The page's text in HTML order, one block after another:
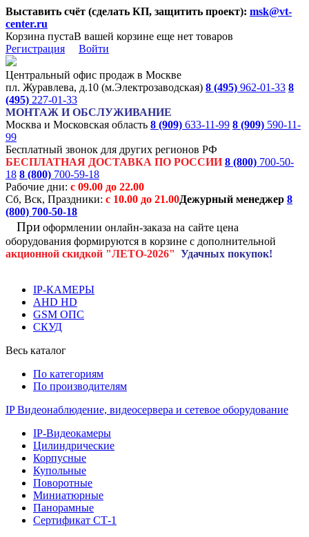
Выставить счёт (сделать КП, защитить проект): msk@vt-
center.ru
Корзина пустаВ вашей корзине еще нет товаров
Регистрация
Войти
Центральный офис продаж в Москве
пл. Журавлева, д.10 (м.Электрозаводская) 8 (495) 962-01-33 8
(495) 227-01-33
МОНТАЖ И ОБСЛУЖИВАНИЕ
Москва и Московская область 8 (909) 633-11-99 8 (909) 590-11-
99
Бесплатный звонок для других регионов РФ
БЕСПЛАТНАЯ ДОСТАВКА ПО РОССИИ 8 (800) 700-50-
18 8 (800) 700-59-18
Рабочие дни: с 09.00 до 22.00
Сб, Вск, Праздники: с 10.00 до 21.00Дежурный менеджер 8
(800) 700-50-18
При оформлении онлайн-заказа на сайте цена
оборудования формируются в корзине с дополнительной
акционной скидкой "ЛЕТО-2026" Удачных покупок!
IP-КАМЕРЫ
AHD HD
GSM ОПС
СКУД
Весь каталог
По категориям
По производителям
IP Видеонаблюдение, видеосервера и сетевое оборудование
IP-Видеокамеры
Цилиндрические
Корпусные
Купольные
Поворотные
Миниатюрные
Панорамные
Сертификат СТ-1